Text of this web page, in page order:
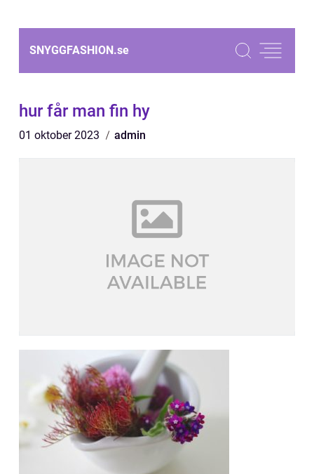
SNYGGFASHION.se
hur får man fin hy
01 oktober 2023 admin